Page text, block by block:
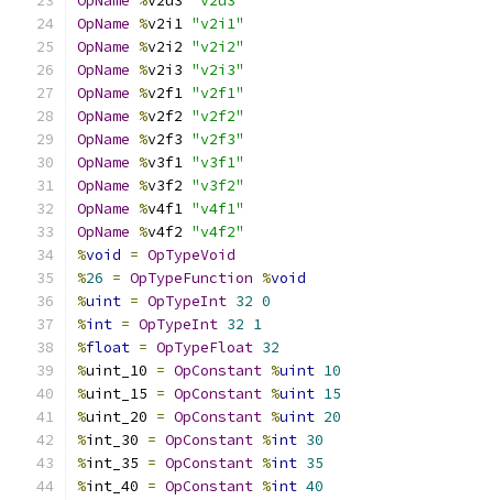
OpName %v2i1 "v2i1"
OpName %v2i2 "v2i2"
OpName %v2i3 "v2i3"
OpName %v2f1 "v2f1"
OpName %v2f2 "v2f2"
OpName %v2f3 "v2f3"
OpName %v3f1 "v3f1"
OpName %v3f2 "v3f2"
OpName %v4f1 "v4f1"
OpName %v4f2 "v4f2"
%void = OpTypeVoid
%26 = OpTypeFunction %void
%uint = OpTypeInt 32 0
%int = OpTypeInt 32 1
%float = OpTypeFloat 32
%uint_10 = OpConstant %uint 10
%uint_15 = OpConstant %uint 15
%uint_20 = OpConstant %uint 20
%int_30 = OpConstant %int 30
%int_35 = OpConstant %int 35
%int_40 = OpConstant %int 40